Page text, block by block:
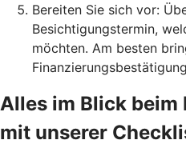
Bereiten Sie sich vor:
Besichtigungstermin,
möchten. Am besten
Alles im Blick
mit unserer